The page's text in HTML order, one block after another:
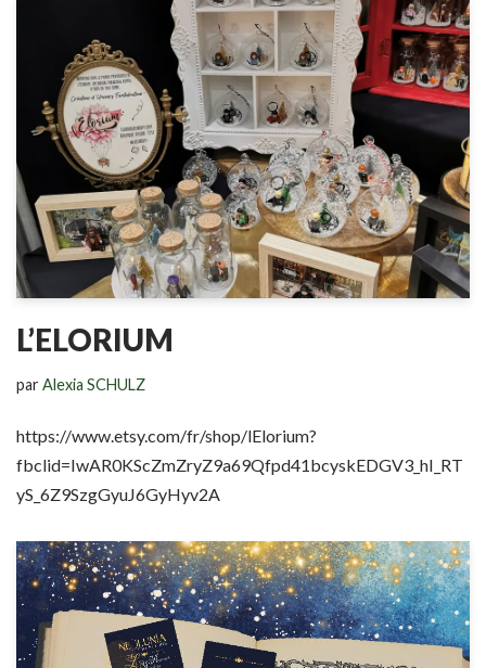
L’ELORIUM
parAlexia SCHULZ
https://www.etsy.com/fr/shop/lElorium?
fbclid=IwAR0KScZmZryZ9a69Qfpd41bcyskEDGV3_hI_RT
yS_6Z9SzgGyuJ6GyHyv2A